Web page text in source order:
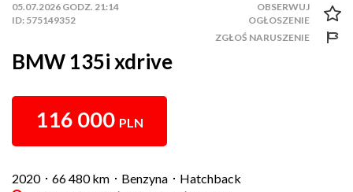
05.07.2026 GODZ. 21:14
ID: 575149352
ZGŁOŚ NARUSZENIE
BMW 135i xdrive
116 000 PLN
2020 66 480 km Benzyna
Hatchback